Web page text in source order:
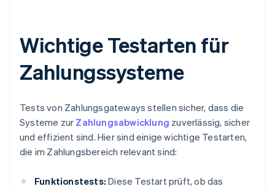
Wichtige Testarten für
Zahlungssysteme
Tests von Zahlungsgateways stellen sicher, dass die
Systeme zur Zahlungsabwicklung zuverlässig, sicher
und effizient sind. Hier sind einige wichtige Testarten,
die im Zahlungsbereich relevant sind:
Funktionstests: Diese Testart prüft, ob das